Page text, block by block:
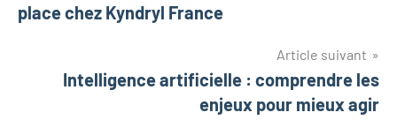
place chez Kyndryl France
Article suivant
Intelligence artificielle : comprendre les
enjeux pour mieux agir